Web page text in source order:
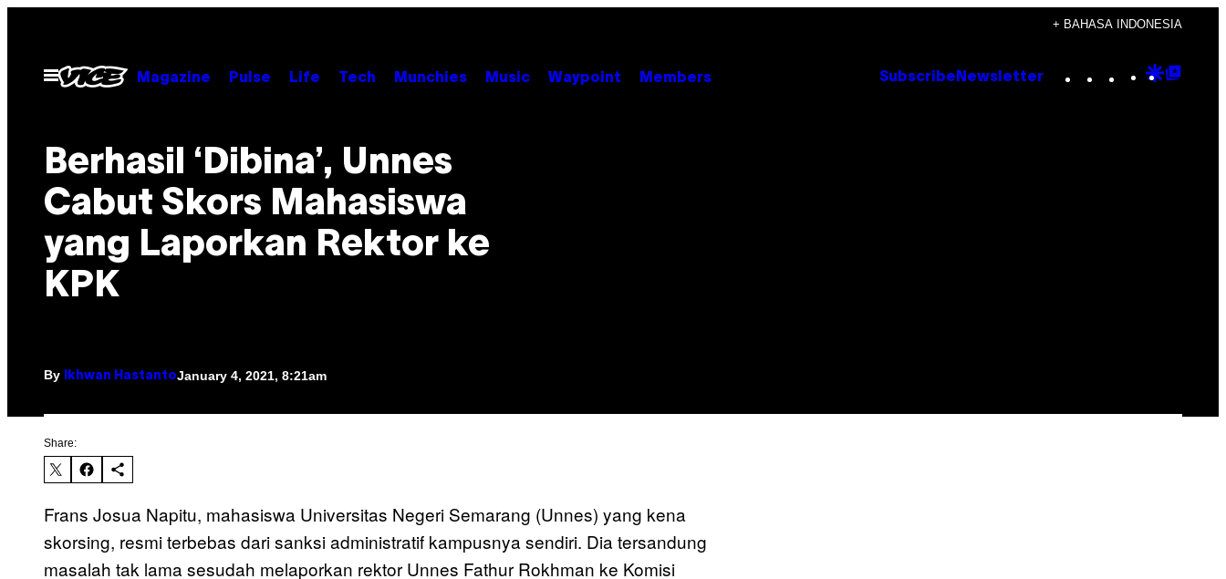
content
+ BAHASA INDONESIA
Open
Menu
Magazine Pulse Life Tech Munchies Music Waypoint Members Subscribe Newsletter Instagram
TikTok
YouTube
Google
Berhasil ‘Dibina’, Unnes
Cabut Skors Mahasiswa
yang Laporkan Rektor ke
KPK
By Ikhwan HastantoJanuary 4, 2021, 8:21am
Share:
Frans Josua Napitu, mahasiswa Universitas Negeri Semarang (Unnes) yang kena
skorsing, resmi terbebas dari sanksi administratif kampusnya sendiri. Dia tersandung
masalah tak lama sesudah melaporkan rektor Unnes Fathur Rokhman ke Komisi